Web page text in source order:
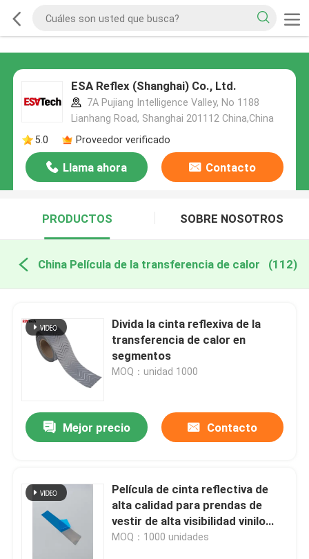
ESA Reflex (Shanghai) Co., Ltd.
7A Pujiang Intelligence Valley, No 1188
Lianhang Road, Shanghai 201112 China,China
5.0
Proveedor verificado
Llama ahora Contacto
PRODUCTOS SOBRE NOSOTROS
China Película de la transferencia de calor (112)
Divida la cinta reflexiva de la
transferencia de calor en
segmentos
MOQ：unidad 1000
Mejor precio Contacto
Película de cinta reflectiva de
alta calidad para prendas de
vestir de alta visibilidad vinilo
textil
MOQ：1000 unidades